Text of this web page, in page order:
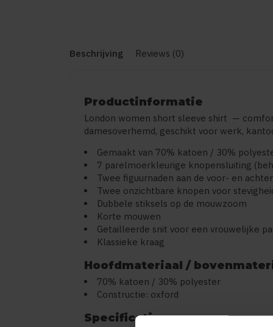
Beschrijving Reviews (0)
Productinformatie
London women short sleeve shirt —
damesoverhemd, geschikt voor werk,
Gemaakt van 70% katoen / 30%
7 parelmoerkleurige knopensluiting
Twee figuurnaden aan de voor- en
Twee onzichtbare knopen voor
Dubbele stiksels op de mouwzoom
Korte mouwen
Getailleerde snit voor een vrouwelijke
Klassieke kraag
Hoofdmateriaal /
70% katoen / 30% polyester
Constructie: oxford
Specificaties